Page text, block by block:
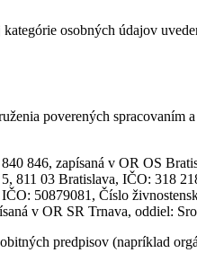
osobných údajov
poverených
846, zapísaná v OR OS
811 03 Bratislava, IČO: 318
50879081, Číslo
v OR SR Trnava, oddiel:
predpisov (napríklad